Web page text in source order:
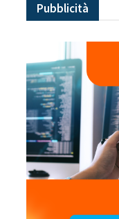
Pubblicità